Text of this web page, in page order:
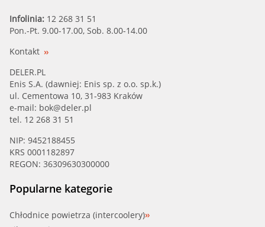
Infolinia: 12 268 31 51
Pon.-Pt. 9.00-17.00, Sob. 8.00-14.00
Kontakt
DELER.PL
Enis S.A. (dawniej: Enis sp. z o.o. sp.k.)
ul. Cementowa 10, 31-983 Kraków
e-mail: bok@deler.pl
tel. 12 268 31 51
NIP: 9452188455
KRS 0001182897
REGON: 36309630300000
Popularne kategorie
Chłodnice powietrza (intercoolery)